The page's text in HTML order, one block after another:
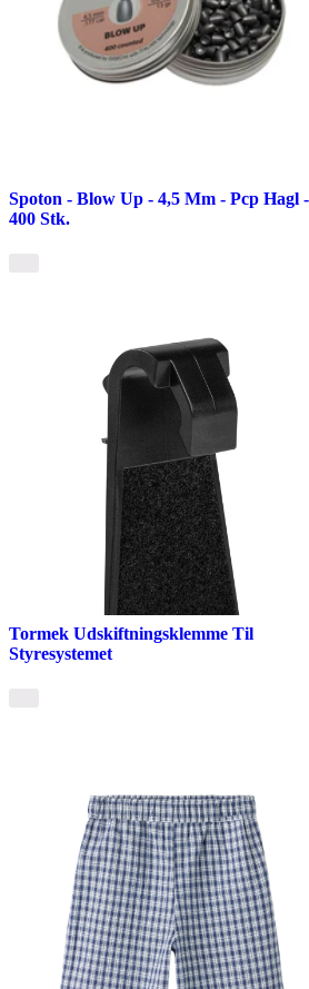
Spoton - Blow Up - 4,5 Mm - Pcp Hagl -
400 Stk.
Tormek Udskiftningsklemme Til
Styresystemet